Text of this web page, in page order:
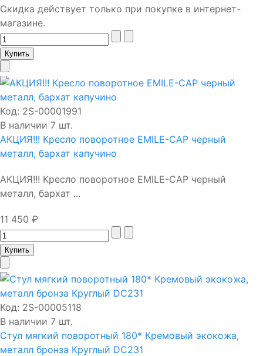
Скидка действует только при покупке в интернет-
магазине.
Код: 2S-00001991
В наличии 7 шт.
АКЦИЯ!!! Кресло поворотное EMILE-CAP черный
металл, бархат капучино
АКЦИЯ!!! Кресло поворотное EMILE-CAP черный
металл, бархат ...
11 450 ₽
Код: 2S-00005118
В наличии 7 шт.
Стул мягкий поворотный 180* Кремовый экокожа,
металл бронза Круглый DC231